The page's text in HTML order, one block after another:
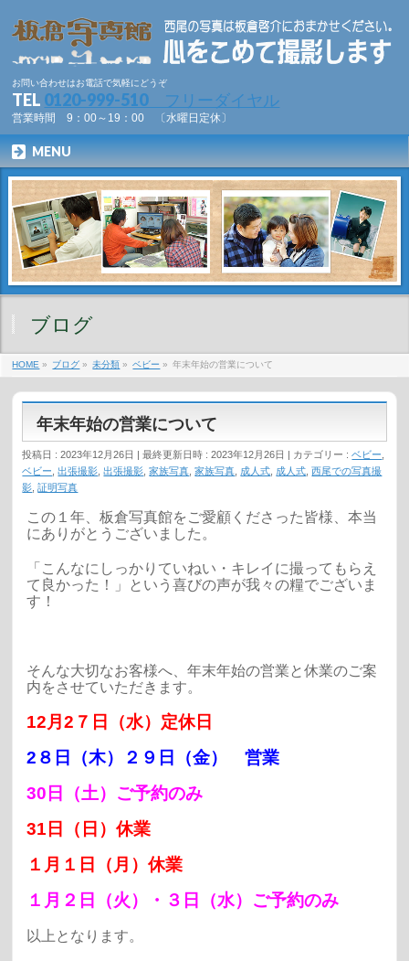
お問い合わせはお電話で気軽にどうぞ
TEL 0120-999-510 フリーダイヤル
営業時間 9：00～19：00 〔水曜日定休〕
MENU
ブログ
HOME » ブログ » 未分類 » ベビー » 年末年始の営業について
年末年始の営業について
投稿日 : 2023年12月26日 最終更新日時 : 2023年12月26日 カテゴリー :ベビー
ベビー ,出張撮影 ,出張撮影 ,家族写真 ,家族写真 成人式 成人式 ,西尾での写真撮
影 ,証明写真
この１年、板倉写真館をご愛顧くださった皆様、本当
にありがとうございました。
「こんなにしっかりていねい・キレイに撮ってもらえ
て良かった！」という喜びの声が我々の糧でございま
す！
そんな大切なお客様へ、年末年始の営業と休業のご案
内をさせていただきます。
12月2７日（水）定休日
2８日（木）２９日（金） 営業
30日（土）ご予約のみ
31日（日）休業
１月１日（月）休業
１月２日（火）・３日（水）ご予約のみ
以上となります。